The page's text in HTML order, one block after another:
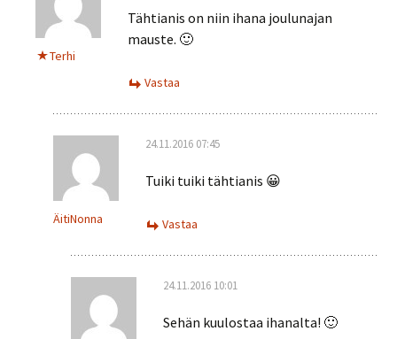
Terhi
Tähtianis on niin ihana joulunajan
mauste. 🙂
Vastaa
ÄitiNonna
24.11.2016 07:45
Tuiki tuiki tähtianis 😀
Vastaa
24.11.2016 10:01
Sehän kuulostaa ihanalta! 🙂